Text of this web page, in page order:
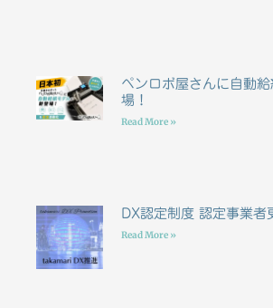
ペンロボ屋さんに自動
場！
Read More »
DX認定制度 認定事業者
Read More »